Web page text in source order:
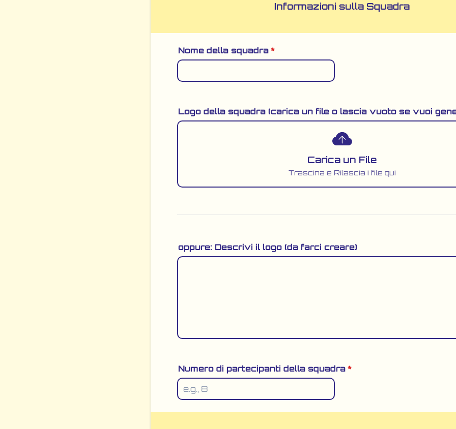
Informazioni sulla Squadra
Nome della squadra *
Logo della squadra (carica un file o lascia vuoto se vuoi
Carica un File
Trascina e Rilascia i file qui
oppure: Descrivi il logo (da farci creare)
Numero di partecipanti della squadra *